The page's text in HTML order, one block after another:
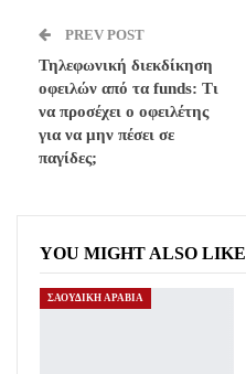
PREV POST
Τηλεφωνική διεκδίκηση
οφειλών από τα funds: Τι
να προσέχει ο οφειλέτης
για να μην πέσει σε
παγίδες;
YOU MIGHT ALSO LIKE
ΣΑΟΥΔΙΚΗ ΑΡΑΒΙΑ